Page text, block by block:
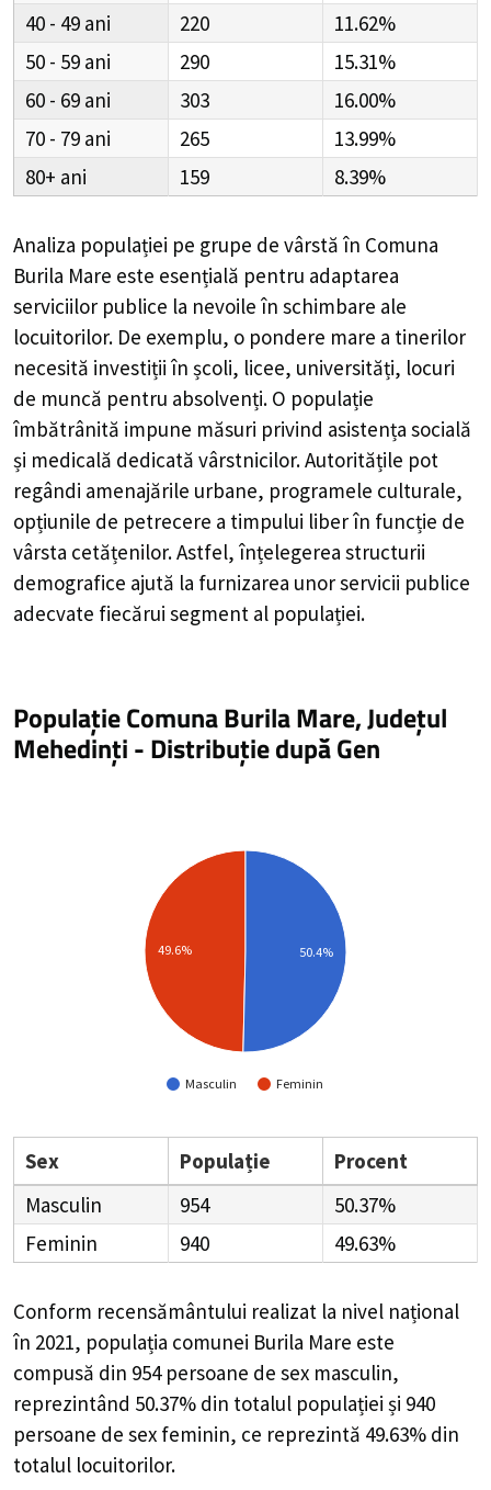
40 - 49
220
11.62%
50 - 59
290
15.31%
60 - 69
303
16.00%
70 - 79
265
13.99%
80+
159 8.39%
Analiza populației pe grupe de vârstă în Comuna
Burila Mare este esențială pentru adaptarea
serviciilor publice la nevoile în schimbare ale
locuitorilor. De exemplu, o pondere mare a tinerilor
necesită investiții în școli, licee, universități, locuri
de muncă pentru absolvenți. O populație
îmbătrânită impune măsuri privind asistența socială
și medicală dedicată vârstnicilor. Autoritățile pot
regândi amenajările urbane, programele culturale,
opțiunile de petrecere a timpului liber în funcție de
vârsta cetățenilor. Astfel, înțelegerea structurii
demografice ajută la furnizarea unor servicii publice
adecvate fiecărui segment al populației.
Populație Comuna Burila Mare, Județul
Mehedinți-Distribuțiedupă Gen
Masculin Feminin
49.6% 50.4%
Sex Populație
Procent
Masculin
954
50.37%
Feminin
940 49.63%
Conform recensământului realizat la nivel național
în 2021, populația comunei Burila Mare este
compusă din 954 persoane de sex masculin,
reprezintând 50.37% din totalul populației și 940
persoane de sex feminin, ce reprezintă 49.63% din
totalul locuitorilor.